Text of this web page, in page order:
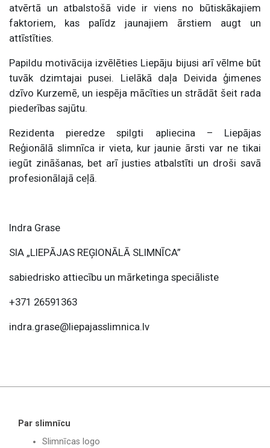
atvērtā un atbalstošā vide ir viens no būtiskākajiem
faktoriem, kas palīdz jaunajiem ārstiem augt un
attīstīties.
Papildu motivācija izvēlēties Liepāju bijusi arī vēlme būt
tuvāk dzimtajai pusei. Lielākā daļa Deivida ģimenes
dzīvo Kurzemē, un iespēja mācīties un strādāt šeit rada
piederības sajūtu.
Rezidenta pieredze spilgti apliecina – Liepājas
Reģionālā slimnīca ir vieta, kur jaunie ārsti var ne tikai
iegūt zināšanas, bet arī justies atbalstīti un droši savā
profesionālajā ceļā.
Indra Grase
SIA „LIEPĀJAS REĢIONĀLĀ SLIMNĪCA”
sabiedrisko attiecību un mārketinga speciāliste
+371 26591363
indra.grase@liepajasslimnica.lv
Par slimnīcu
Slimnīcas logo